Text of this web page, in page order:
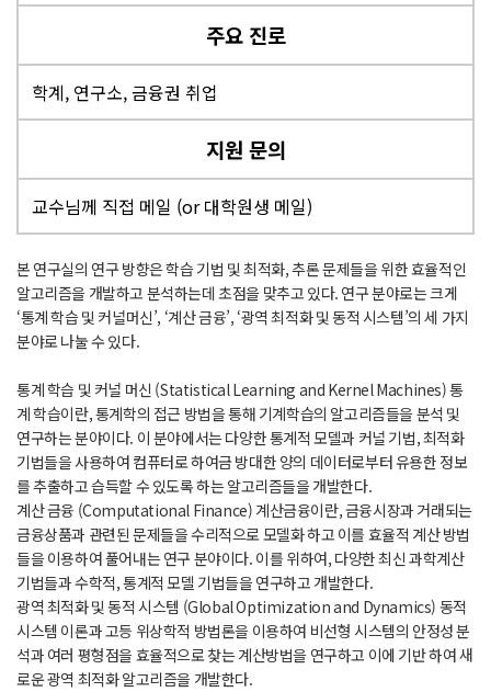
주요 진로
학계, 연구소, 금융권 취업
지원 문의
교수님께 직접 메일 (or 대학원생 메일)
본 연구실의 연구 방향은 학습 기법 및 최적화, 추론 문제들을 위한 효율적인
알고리즘을 개발하고 분석하는데 초점을 맞추고 있다. 연구 분야로는 크게
‘통계 학습 및 커널머신’, ‘계산 금융’, ‘광역 최적화 및 동적 시스템’의 세 가지
분야로 나눌 수 있다.
통계 학습 및 커널 머신 (Statistical Learning and Kernel Machines) 통
계 학습이란, 통계학의 접근 방법을 통해 기계학습의 알고리즘들을 분석 및
연구하는 분야이다. 이 분야에서는 다양한 통계적 모델과 커널 기법, 최적화
기법들을 사용하여 컴퓨터로 하여금 방대한 양의 데이터로부터 유용한 정보
를 추출하고 습득할 수 있도록 하는 알고리즘들을 개발한다.
계산 금융 (Computational Finance) 계산금융이란, 금융시장과 거래되는
금융상품과 관련된 문제들을 수리적으로 모델화 하고 이를 효율적 계산 방법
들을 이용하여 풀어내는 연구 분야이다. 이를 위하여, 다양한 최신 과학계산
기법들과 수학적, 통계적 모델 기법들을 연구하고 개발한다.
광역 최적화 및 동적 시스템 (Global Optimization and Dynamics) 동적
시스템 이론과 고등 위상학적 방법론을 이용하여 비선형 시스템의 안정성 분
석과 여러 평형점을 효율적으로 찾는 계산방법을 연구하고 이에 기반 하여 새
로운 광역 최적화 알고리즘을 개발한다.